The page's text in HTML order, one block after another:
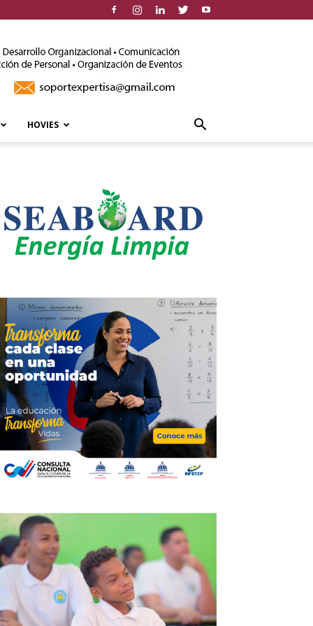
HOVIES